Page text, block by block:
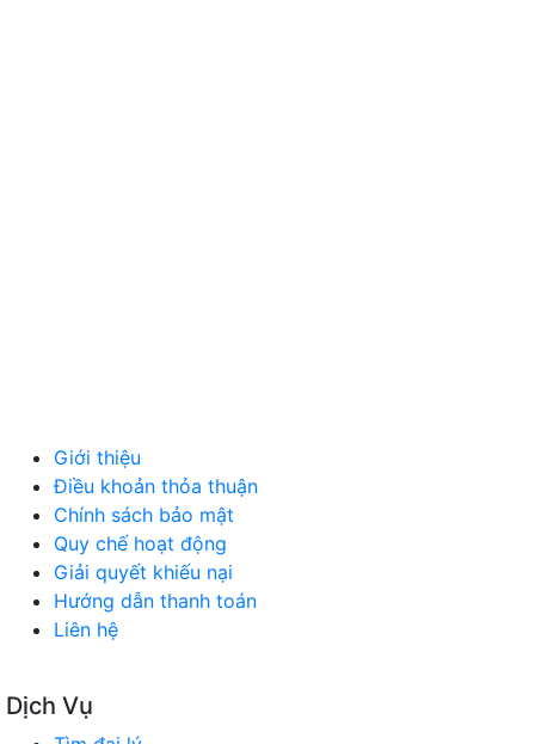
Giới thiệu
Điều khoản thỏa thuận
Chính sách bảo mật
Quy chế hoạt động
Giải quyết khiếu nại
Hướng dẫn thanh toán
Liên hệ
Dịch Vụ